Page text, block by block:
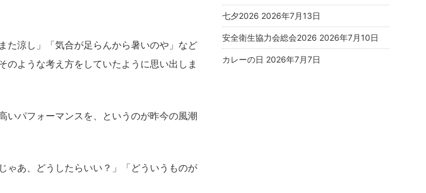
た涼し」「気合が足らんから暑いのや」など
のような考え方をしていたように思い出しま
いパフォーマンスを、というのが昨今の風潮
ゃあ、どうしたらいい？」「どういうものが
七夕2026 2026年7月13日
安全衛生協力会総会2026 2026年7月10日
カレーの日 2026年7月7日